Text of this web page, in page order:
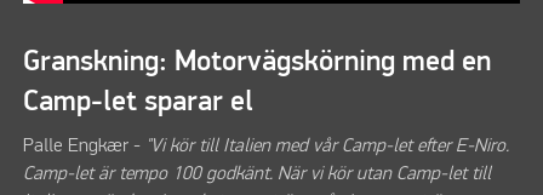
Granskning: Motorvägskörning med en
Camp-let sparar el
Palle Engkær - "Vi kör till Italien med vår Camp-let efter E-Niro.
Camp-let är tempo 100 godkänt. När vi kör utan Camp-let till